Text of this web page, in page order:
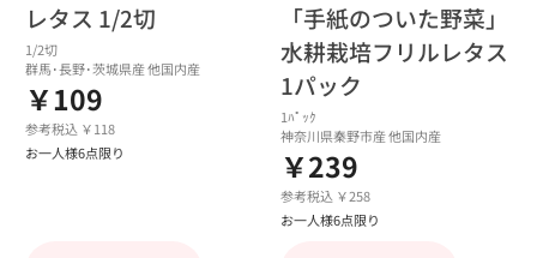
レタス 1/2切
1/2切
群馬･長野･茨城県産 他国内産
￥109
参考税込 ￥118
お一人様6点限り
「手紙のついた野菜」
水耕栽培フリルレタス
1パック
1ﾊﾟｯｸ
神奈川県秦野市産 他国内産
￥239
参考税込 ￥258
お一人様6点限り